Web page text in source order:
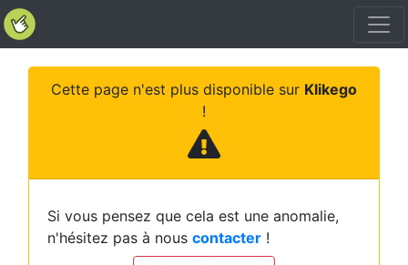
Cette page n'est plus disponible sur Klikego
!
Si vous pensez que cela est une anomalie,
n'hésitez pas à nous contacter !